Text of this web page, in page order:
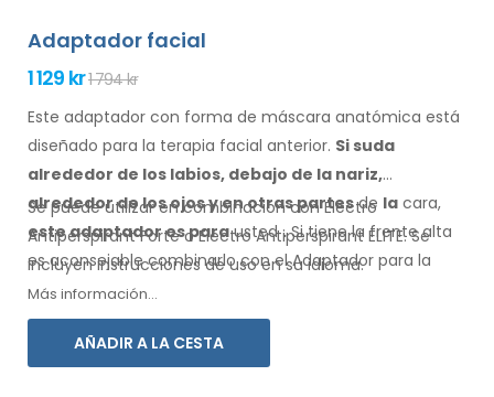
Adaptador facial
1 129 kr1 794 kr
Este adaptador con forma de máscara anatómica está
diseñado para la terapia facial anterior. Si suda
alrededor de los labios, debajo de la nariz,
alrededor de los ojosy en otras partesde la cara,
este adaptadoresparausted. Si tienela frente alta
es aconsejable combinarlocon el Adaptador para la
frente.
Se puede utilizar en combinación con Electro
Antiperspirant Forte o Electro Antiperspirant ELITE. Se
incluyen instrucciones deuso en suidioma.
Más información...
AÑADIR A LA CESTA